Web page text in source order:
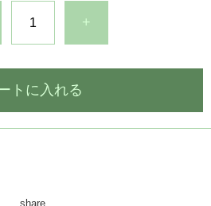
+
トに入れる
share